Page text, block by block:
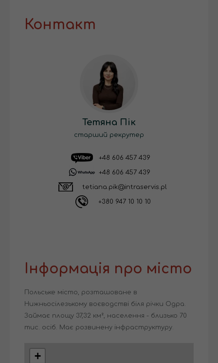
Контакт
Тетяна Пік
старший рекрутер
+48 606 457 439
+48 606 457 439
tetiana.pik@intraservis.pl
+380 947 10 10 10
Інформація про місто
Польське місто, розташоване в
Нижньосілезькому воєводстві біля річки Одра.
Займає площу 37,32 км², населення - близько 70
тис. осіб. Має розвинену інфраструктуру.
+